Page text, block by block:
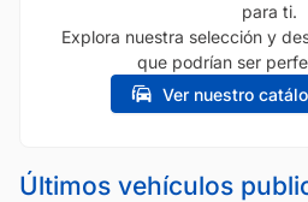
para ti.
Explora nuestra selección y
que podrían ser
Ver nuestro
Últimos vehículos